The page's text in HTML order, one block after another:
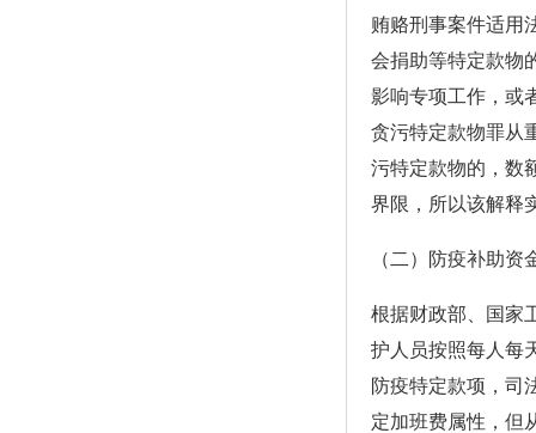
贿赂刑事案件适用
会捐助等特定款物
影响专项工作，或
贪污特定款物罪从
污特定款物的，数
界限，所以该解释
（二）防疫补助
根据财政部、国家
护人员按照每人每
防疫特定款项，司
定加班费属性，但